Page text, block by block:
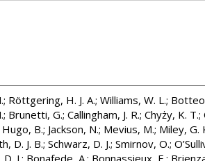
; Röttgering, H. J. A.; Williams, W. L.;
; Brunetti, G.; Callingham, J. R.; Chyży, K. T.;
Hugo, B.; Jackson, N.; Mevius, M.; Miley, G.
D. J. B.; Schwarz, D. J.; Smirnov, O.;
J.; Bonafede, A.; Bonnassieux, E.;